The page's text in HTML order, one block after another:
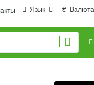
₴ Валюта
Язык